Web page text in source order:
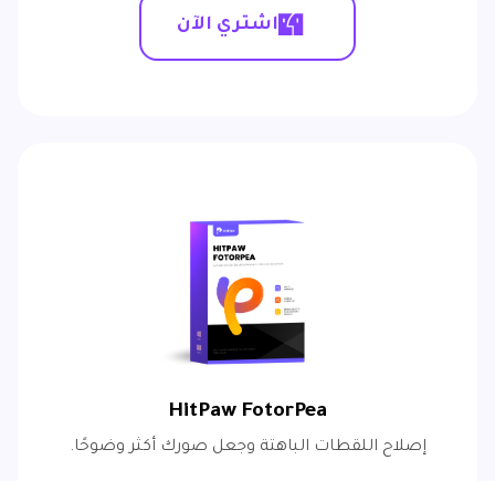
اشتري الآن
HitPaw FotorPea
إصلاح اللقطات الباهتة وجعل صورك أكثر وضوحًا.